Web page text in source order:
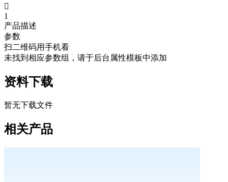

1
产品描述
参数
扫二维码用手机看
未找到相应参数组，请于后台属性模板中添加
资料下载
暂无下载文件
相关产品